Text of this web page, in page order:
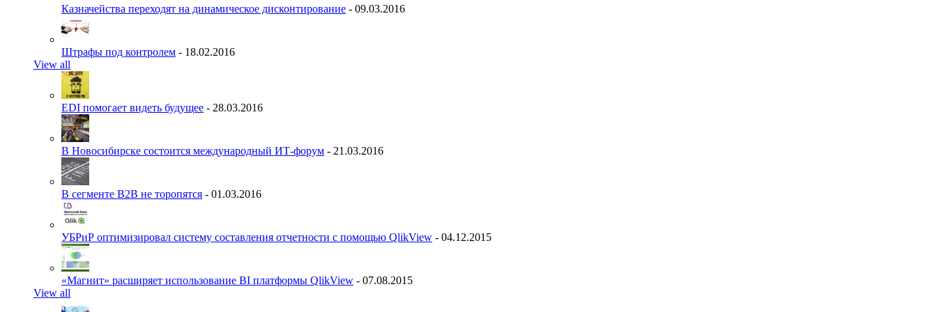
Казначейства переходят на динамическое дисконтирование - 09.03.2016
Штрафы под контролем - 18.02.2016
View all
EDI помогает видеть будущее - 28.03.2016
В Новосибирске состоится международный ИТ-форум - 21.03.2016
В сегменте B2B не торопятся - 01.03.2016
УБРиР оптимизировал систему составления отчетности с помощью QlikView - 04.12.2015
«Магнит» расширяет использование BI платформы QlikView - 07.08.2015
View all